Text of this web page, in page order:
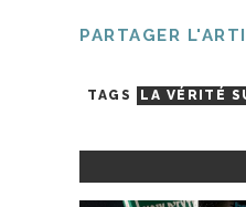
PARTAGER
TAGS LA VÉRITÉ